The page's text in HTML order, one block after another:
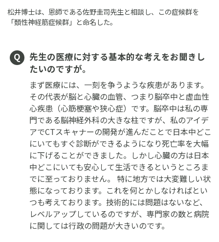
松井博士は、恩師である佐野圭司先生と相談し、この症候群を
「頚性神経筋症候群」と命名した。
先生の医療に対する基本的な考えをお聞きし
たいのですが。
まず医療には、一刻を争うような疾患があります。
その代表が脳と心臓の血管、つまり脳卒中と虚血性
心疾患（心筋梗塞や狭心症）です。脳卒中は私の専
門である脳神経外科の大きな柱ですが、私のアイデ
アでCTスキャナーの開発が進んだことで日本中どこ
にいてもすぐ診断ができるようになり死亡率を大幅
に下げることができました。しかし心臓の方は日本
中どこにいても安心して生活できるというところま
でに至っておりません。 特に地方では大変難しい状
態になっております。これを何とかしなければとい
つも考えております。技術的には問題はないなど、
レベルアップしているのですが、専門家の数と病院
に関しては行政の問題が大きいのです。